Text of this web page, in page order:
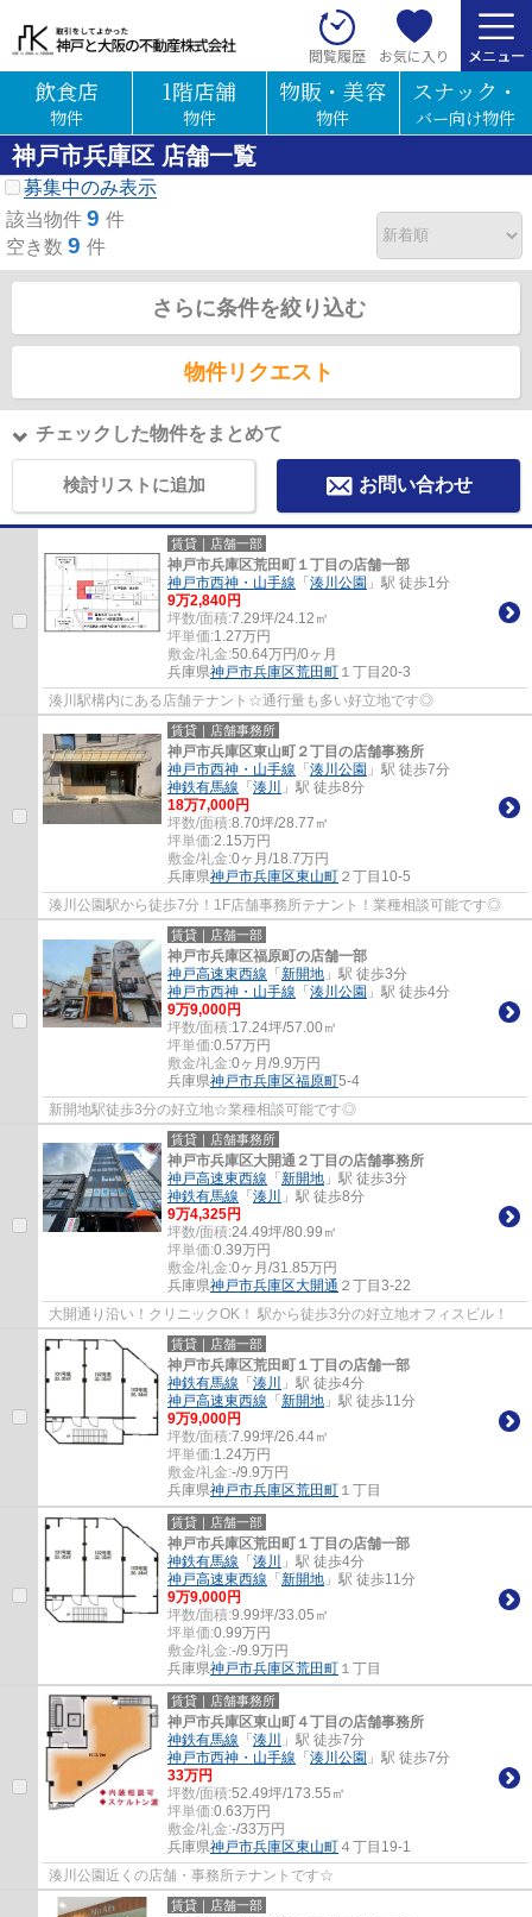
閲覧履歴 お気に入り
飲食店
物件
1階店舗
物件
物販・美容
物件
スナック・
バー向け物件
神戸市兵庫区 店舗一覧
募集中のみ表示
該当物件 9 件
空き数 9 件
さらに条件を絞り込む
物件リクエスト
チェックした物件をまとめて
検討リストに追加 お問い合わせ
賃貸｜店舗一部
神戸市兵庫区荒田町１丁目の店舗一部
神戸市西神・山手線 「 湊川公園 」駅 徒歩1分
9万2,840円
坪数/面積:7.29坪/24.12㎡
坪単価:1.27万円
敷金/礼金:50.64万円/0ヶ月
兵庫県神戸市兵庫区荒田町 １丁目20-3
湊川駅構内にある店舗テナント☆通行量も多い好立地です◎
賃貸｜店舗事務所
神戸市兵庫区東山町２丁目の店舗事務所
神戸市西神・山手線 「 湊川公園 」駅 徒歩7分
神鉄有馬線 「 湊川
」駅 徒歩8分
18万7,000円
坪数/面積:8.70坪/28.77㎡
坪単価:2.15万円
敷金/礼金:0ヶ月/18.7万円
兵庫県神戸市兵庫区東山町 ２丁目10-5
湊川公園駅から徒歩7分！1F店舗事務所テナント！業種相談可能です◎
賃貸｜店舗一部
神戸市兵庫区福原町の店舗一部
神戸高速東西線 「 新開地 」駅 徒歩3分
神戸市西神・山手線 「 湊川公園 」駅 徒歩4分
9万9,000円
坪数/面積:17.24坪/57.00㎡
坪単価:0.57万円
敷金/礼金:0ヶ月/9.9万円
兵庫県神戸市兵庫区福原町5-4
新開地駅徒歩3分の好立地☆業種相談可能です◎
賃貸｜店舗事務所
神戸市兵庫区大開通２丁目の店舗事務所
神戸高速東西線 「 新開地 」駅 徒歩3分
神鉄有馬線 「 湊川
」駅 徒歩8分
9万4,325円
坪数/面積:24.49坪/80.99㎡
坪単価:0.39万円
敷金/礼金:0ヶ月/31.85万円
兵庫県神戸市兵庫区大開通 ２丁目3-22
大開通り沿い！クリニックOK！ 駅から徒歩3分の好立地オフィスビル！
賃貸｜店舗一部
神戸市兵庫区荒田町１丁目の店舗一部
神鉄有馬線 「 湊川
」駅 徒歩4分
神戸高速東西線 「 新開地 」駅 徒歩11分
9万9,000円
坪数/面積:7.99坪/26.44㎡
坪単価:1.24万円
敷金/礼金:-/9.9万円
兵庫県神戸市兵庫区荒田町 １丁目
賃貸｜店舗一部
神戸市兵庫区荒田町１丁目の店舗一部
神鉄有馬線 「 湊川
」駅 徒歩4分
神戸高速東西線 「 新開地 」駅 徒歩11分
9万9,000円
坪数/面積:9.99坪/33.05㎡
坪単価:0.99万円
敷金/礼金:-/9.9万円
兵庫県神戸市兵庫区荒田町 １丁目
賃貸｜店舗事務所
神戸市兵庫区東山町４丁目の店舗事務所
神鉄有馬線 「 湊川
」駅 徒歩7分
神戸市西神・山手線 「 湊川公園 」駅 徒歩7分
33万円
坪数/面積:52.49坪/173.55㎡
坪単価:0.63万円
敷金/礼金:-/33万円
兵庫県神戸市兵庫区東山町 ４丁目19-1
湊川公園近くの店舗・事務所テナントです☆
賃貸｜店舗一部